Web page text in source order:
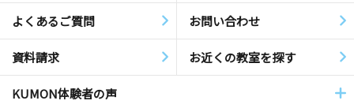
よくあるご質問 お問い合わせ
資料請求 お近くの教室を探す
KUMON体験者の声